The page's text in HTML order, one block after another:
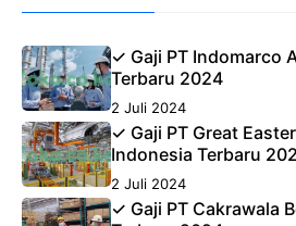
✓ Gaji PT Indomarco
Terbaru 2024
2 Juli 2024
✓ Gaji PT Great
Indonesia Terbaru
2 Juli 2024
✓ Gaji PT Cakrawala